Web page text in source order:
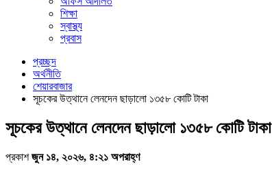
শিক্ষা
স্বাস্থ্য
প্রবাস
প্রচ্ছদ
অর্থনীতি
শেয়ারবাজার
সূচকের উত্থানে লেনদেন ছাড়ালো ১৩৫৮ কোটি টাকা
সূচকের উত্থানে লেনদেন ছাড়ালো ১৩৫৮ কোটি টাকা
প্রকাশজুন ১৪, ২০২৬, ৪:২১ অপরাহ্ণ